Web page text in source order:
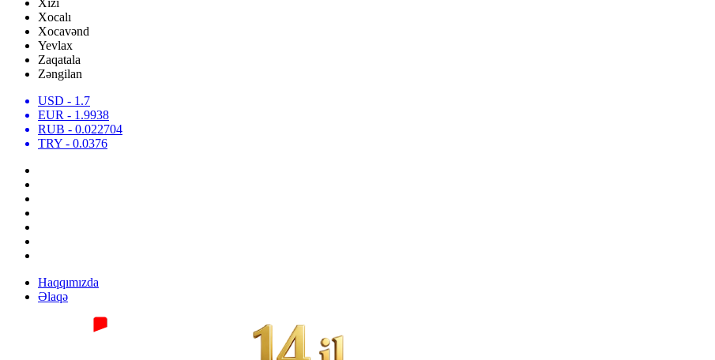
Xızı
Xocalı
Xocavənd
Yevlax
Zaqatala
Zəngilan
USD - 1.7
EUR - 1.9938
RUB - 0.022704
TRY - 0.0376
Haqqımızda
Əlaqə